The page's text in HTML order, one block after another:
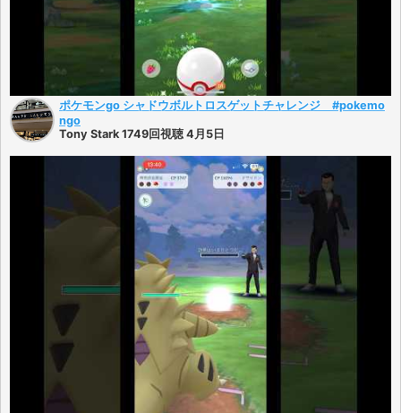
ポケモンgo シャドウボルトロスゲットチャレンジ #pokemo
ngo
Tony Stark 1749回視聴 4月5日